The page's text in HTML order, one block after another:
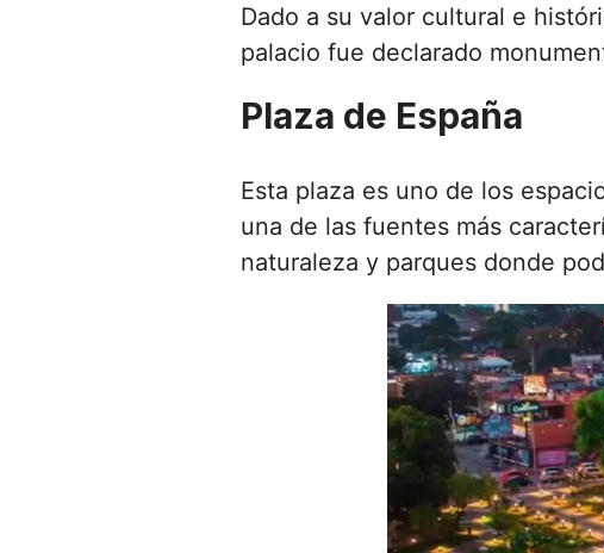
Dado a su valor cultural e
palacio fue declarado
Plaza de España
Esta plaza es uno de los
una de las fuentes más
naturaleza y parques donde